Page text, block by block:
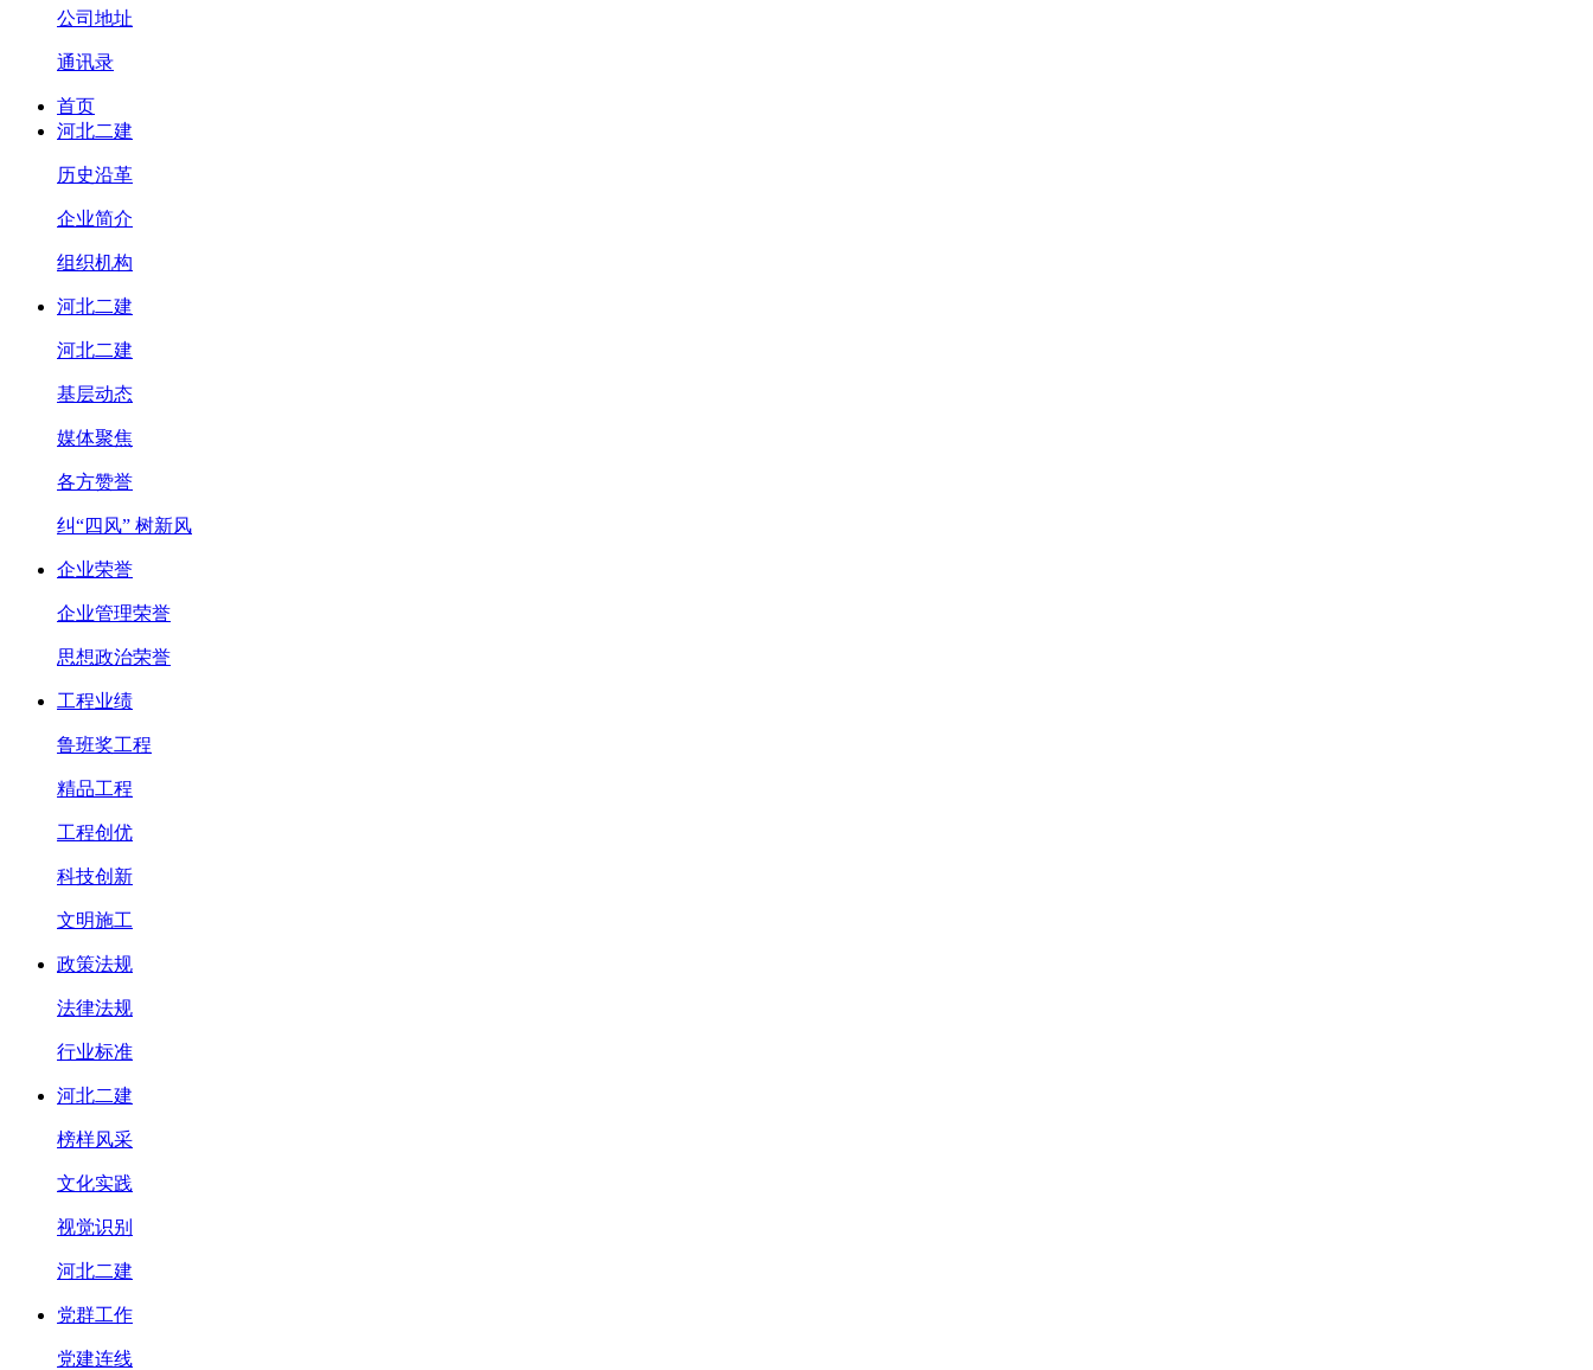
公司地址
通讯录
首页
河北二建
历史沿革
企业简介
组织机构
河北二建
河北二建
基层动态
媒体聚焦
各方赞誉
纠“四风” 树新风
企业荣誉
企业管理荣誉
思想政治荣誉
工程业绩
鲁班奖工程
精品工程
工程创优
科技创新
文明施工
政策法规
法律法规
行业标准
河北二建
榜样风采
文化实践
视觉识别
河北二建
党群工作
党建连线